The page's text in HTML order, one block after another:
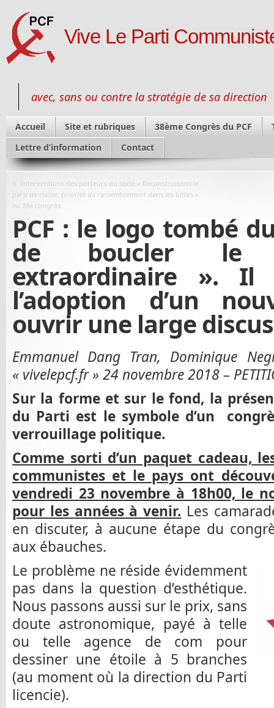
Vive Le Parti
avec, sans ou contre la stratégie de sa direction
Accueil Site et rubriques 38ème Congrès du PCF
Lettre d’information
Contact
« Interventions des porteurs du texte « Reconstruisons le
parti de classe, priorité au rassemblement dans les luttes »
au 38e congrès
PCF : le logo tombé
de boucler le
extraordinaire ». Il
l’adoption d’un
ouvrir une large
Emmanuel Dang Tran, Dominique
« vivelepcf.fr » 24 novembre 2018 –
Sur la forme et sur le fond, la
du Parti est le symbole d’un
verrouillage politique.
Comme sorti d’un paquet cadeau,
communistes et le pays ont
vendredi 23 novembre à 18h00, le
pour les années à venir. Les
en discuter, à aucune étape du
aux ébauches.
Le problème ne réside évidemment
pas dans la question d’esthétique.
Nous passons aussi sur le prix, sans
doute astronomique, payé à telle
ou telle agence de com pour
dessiner une étoile à 5 branches
(au moment où la direction du Parti
licencie).